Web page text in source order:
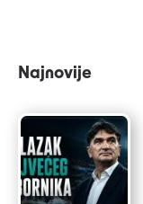
Najnovije